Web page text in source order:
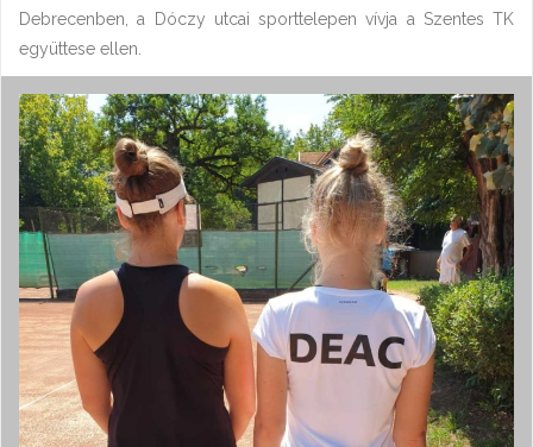
Debrecenben, a Dóczy utcai sporttelepen vívja a Szentes TK
együttese ellen.